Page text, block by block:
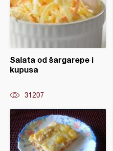
Salata od šargarepe i
kupusa
31207